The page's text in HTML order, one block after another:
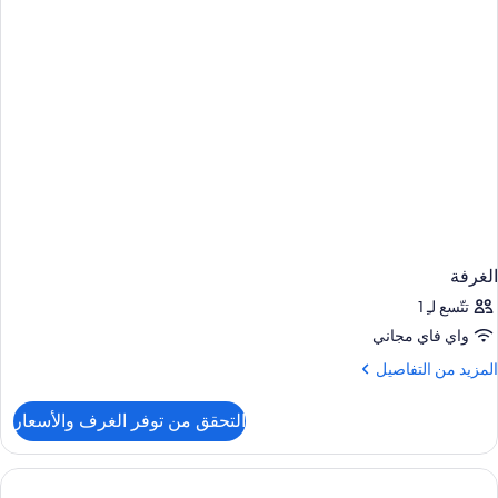
الغرفة
تتّسع لـِ 1
واي فاي مجاني
المزيد من التفاصيل
المزيد
الغرفة
التحقق من توفر الغرف والأسعار